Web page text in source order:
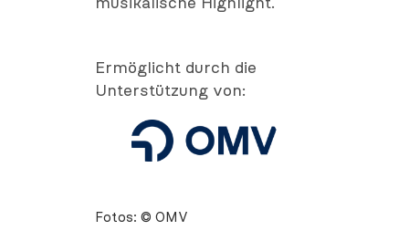
musikalische Highlight.
Ermöglicht durch die
Unterstützung von:
Fotos: © OMV